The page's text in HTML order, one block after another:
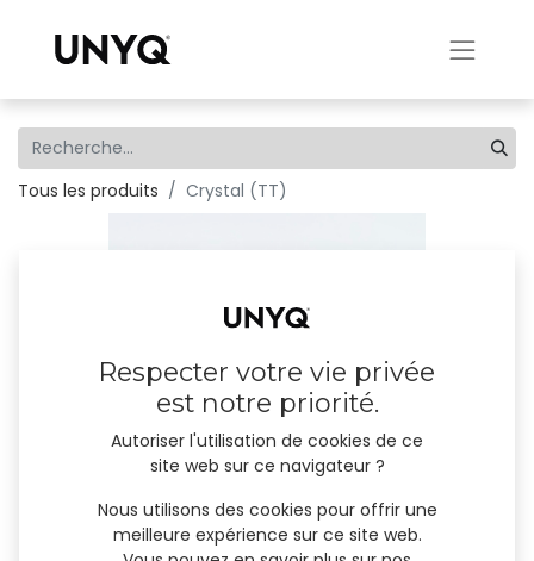
Tous les produits Crystal (TT)
Respecter votre vie privée
est notre priorité.
Autoriser l'utilisation de cookies de ce
site web sur ce navigateur ?
Nous utilisons des cookies pour offrir une
meilleure expérience sur ce site web.